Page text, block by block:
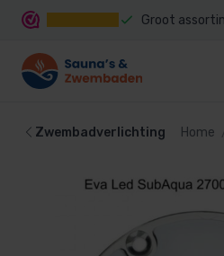
Groot
Zwembadverlichting Home